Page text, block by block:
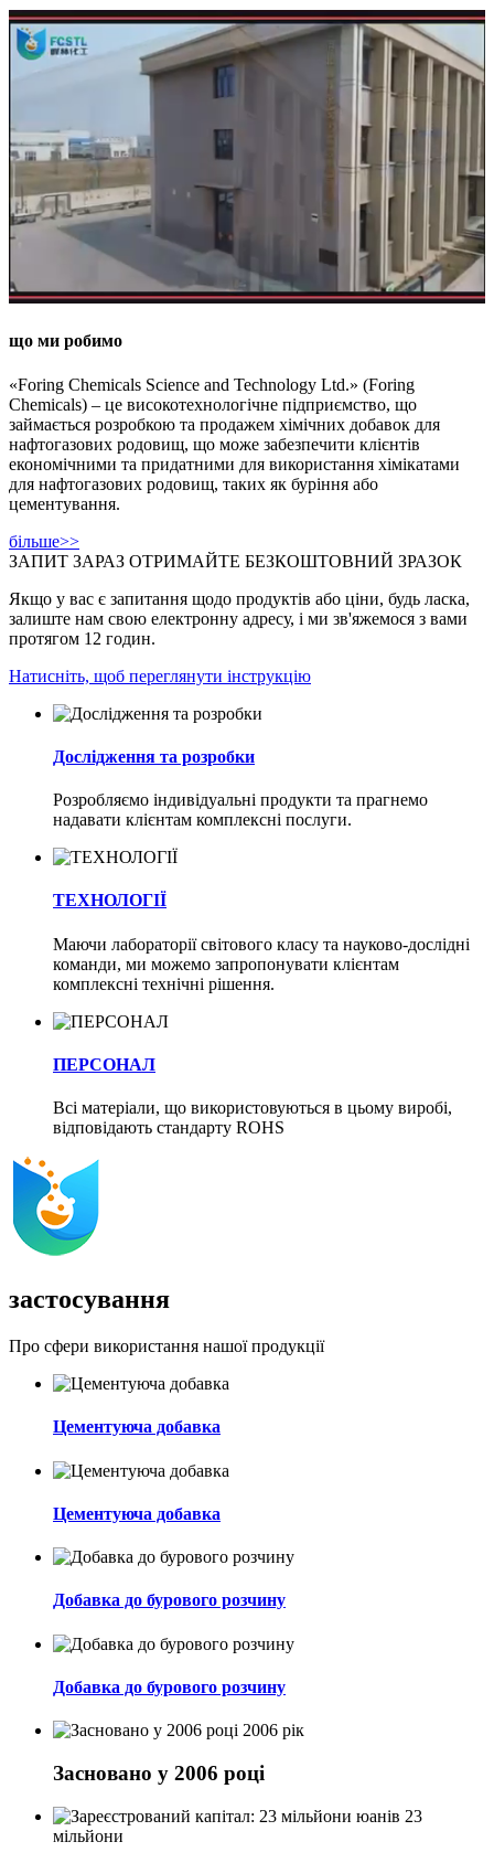
що ми робимо
«Foring Chemicals Science and Technology Ltd.» (Foring
Chemicals) – це високотехнологічне підприємство, що
займається розробкою та продажем хімічних добавок для
нафтогазових родовищ, що може забезпечити клієнтів
економічними та придатними для використання хімікатами
для нафтогазових родовищ, таких як буріння або
цементування.
більше>>
ЗАПИТ ЗАРАЗ ОТРИМАЙТЕ БЕЗКОШТОВНИЙ ЗРАЗОК
Якщо у вас є запитання щодо продуктів або ціни, будь ласка,
залиште нам свою електронну адресу, і ми зв'яжемося з вами
протягом 12 годин.
Натисніть, щоб переглянути інструкцію
Дослідження та розробки
Розробляємо індивідуальні продукти та прагнемо
надавати клієнтам комплексні послуги.
ТЕХНОЛОГІЇ
Маючи лабораторії світового класу та науково-дослідні
команди, ми можемо запропонувати клієнтам
комплексні технічні рішення.
ПЕРСОНАЛ
Всі матеріали, що використовуються в цьому виробі,
відповідають стандарту ROHS
застосування
Про сфери використання нашої продукції
Цементуюча добавка
Цементуюча добавка
Добавка до бурового розчину
Добавка до бурового розчину
2006 рік
Засновано у 2006 році
23
мільйони